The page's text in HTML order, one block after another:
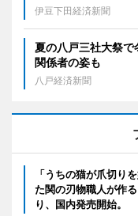
伊豆下田経済新聞
夏の八戸三社大祭
関係者の姿も
八戸経済新聞
「うちの猫が爪切り
た関の刃物職人が作
り、国内発売開始。